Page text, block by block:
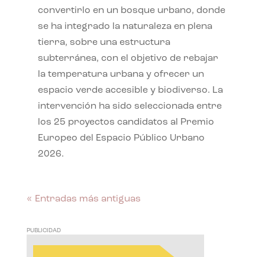
convertirlo en un bosque urbano, donde
se ha integrado la naturaleza en plena
tierra, sobre una estructura
subterránea, con el objetivo de rebajar
la temperatura urbana y ofrecer un
espacio verde accesible y biodiverso. La
intervención ha sido seleccionada entre
los 25 proyectos candidatos al Premio
Europeo del Espacio Público Urbano
2026.
« Entradas más antiguas
PUBLICIDAD